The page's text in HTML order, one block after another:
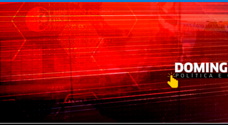
Pular para o conteúdo